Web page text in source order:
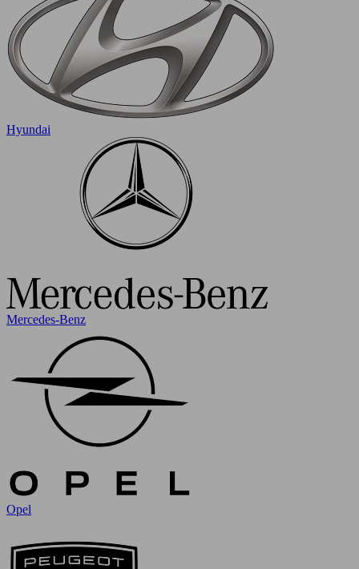
Hyundai
Mercedes-Benz
Opel